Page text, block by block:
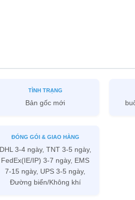
TÌNH TRẠNG
Bản gốc mới
ĐÓNG GÓI & GIAO HÀNG
DHL 3-4 ngày, TNT 3-5 ngày,
FedEx(IE/IP) 3-7 ngày, EMS
7-15 ngày, UPS 3-5 ngày,
Đường biển/Không khí